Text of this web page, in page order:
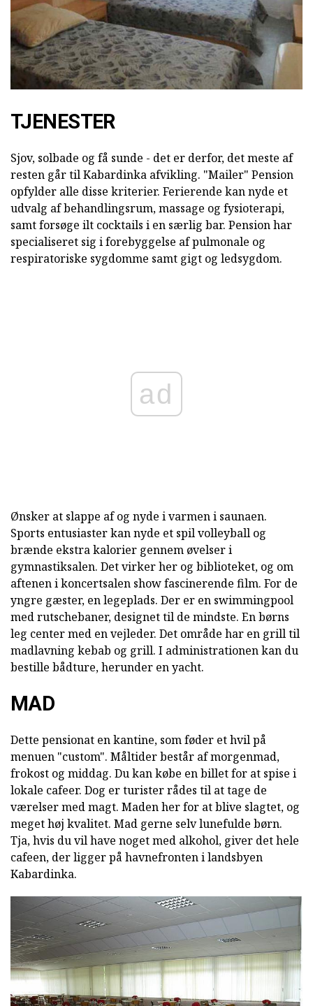
TJENESTER
Sjov, solbade og få sunde - det er derfor, det meste af
resten går til Kabardinka afvikling. "Mailer" Pension
opfylder alle disse kriterier. Ferierende kan nyde et
udvalg af behandlingsrum, massage og fysioterapi,
samt forsøge ilt cocktails i en særlig bar. Pension har
specialiseret sig i forebyggelse af pulmonale og
respiratoriske sygdomme samt gigt og ledsygdom.
ad
Ønsker at slappe af og nyde i varmen i saunaen.
Sports entusiaster kan nyde et spil volleyball og
brænde ekstra kalorier gennem øvelser i
gymnastiksalen. Det virker her og biblioteket, og om
aftenen i koncertsalen show fascinerende film. For de
yngre gæster, en legeplads. Der er en swimmingpool
med rutschebaner, designet til de mindste. En børns
leg center med en vejleder. Det område har en grill til
madlavning kebab og grill. I administrationen kan du
bestille bådture, herunder en yacht.
MAD
Dette pensionat en kantine, som føder et hvil på
menuen "custom". Måltider består af morgenmad,
frokost og middag. Du kan købe en billet for at spise i
lokale cafeer. Dog er turister rådes til at tage de
værelser med magt. Maden her for at blive slagtet, og
meget høj kvalitet. Mad gerne selv lunefulde børn.
Tja, hvis du vil have noget med alkohol, giver det hele
cafeen, der ligger på havnefronten i landsbyen
Kabardinka.